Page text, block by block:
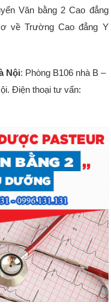
Văn bằng 2 Cao đẳng
về Trường Cao đẳng Y
Nội: Phòng B106 nhà B –
Điện thoại tư vấn: